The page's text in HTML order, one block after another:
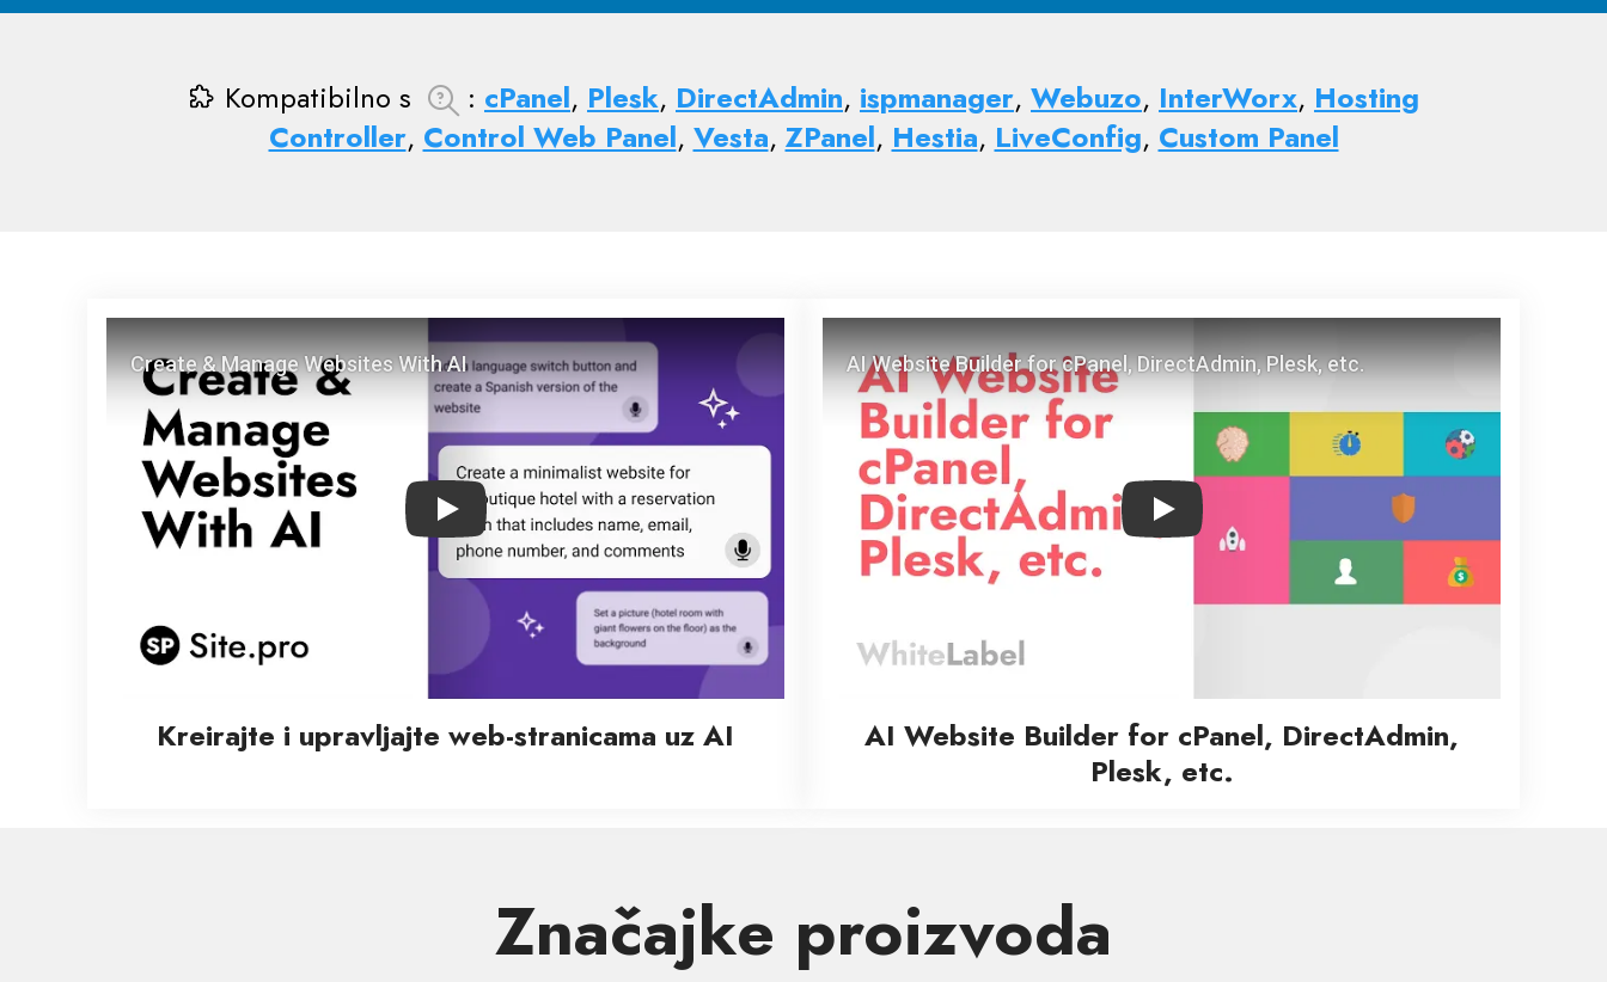
Kompatibilno s : cPanel, Plesk, DirectAdmin, ispmanager, Webuzo, InterWorx, Hosting
Controller, Control Web Panel, Vesta, ZPanel, Hestia, LiveConfig, Custom Panel
Play
Kreirajte i upravljajte web‑stranicama uz AI
Play
AI Website Builder for cPanel, DirectAdmin,
Plesk, etc.
Značajke proizvoda